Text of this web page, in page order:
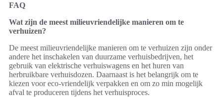
FAQ
Wat zijn de meest milieuvriendelijke manieren om te
verhuizen?
De meest milieuvriendelijke manieren om te verhuizen zijn onder
andere het inschakelen van duurzame verhuisbedrijven, het
gebruik van elektrische verhuiswagens en het huren van
herbruikbare verhuisdozen. Daarnaast is het belangrijk om te
kiezen voor eco-vriendelijk verpakken en om zo min mogelijk
afval te produceren tijdens het verhuisproces.